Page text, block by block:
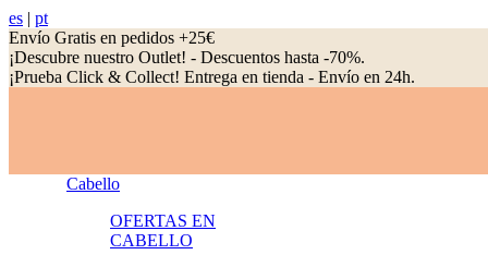
es | pt
Envío Gratis en pedidos +25€
¡Descubre nuestro Outlet! - Descuentos hasta -70%.
¡Prueba Click & Collect! Entrega en tienda - Envío en 24h.
Cabello
OFERTAS EN
CABELLO